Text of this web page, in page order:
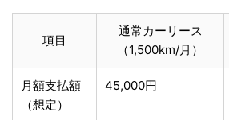
項目
通常カーリース
（1,500km/月）
月額支払額
（想定）
45,000円